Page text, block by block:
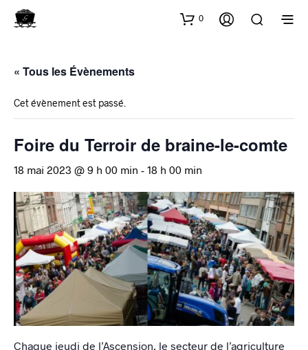
0
« Tous les Évènements
Cet évènement est passé.
Foire du Terroir de braine-le-comte
18 mai 2023 @ 9 h 00 min - 18 h 00 min
Chaque jeudi de l’Ascension, le secteur de l’agriculture